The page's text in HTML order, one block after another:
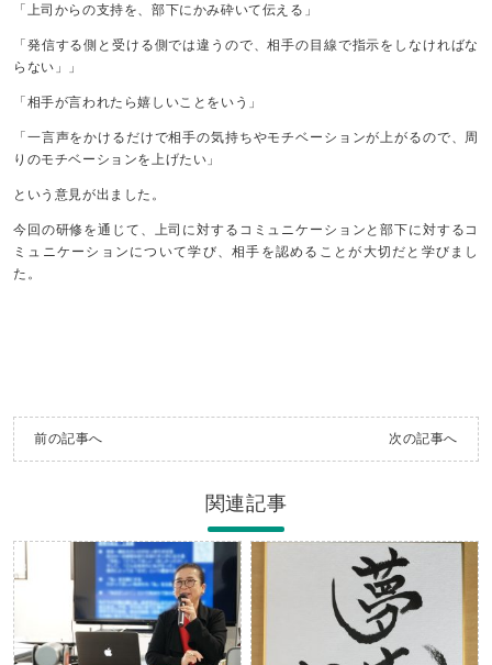
「上司からの支持を、部下にかみ砕いて伝える」
「発信する側と受ける側では違うので、相手の目線で指示をしなければな
らない」」
「相手が言われたら嬉しいことをいう」
「一言声をかけるだけで相手の気持ちやモチベーションが上がるので、周
りのモチベーションを上げたい」
という意見が出ました。
今回の研修を通じて、上司に対するコミュニケーションと部下に対するコ
ミュニケーションについて学び、相手を認めることが大切だと学びまし
た。
前の記事へ 次の記事へ
関連記事